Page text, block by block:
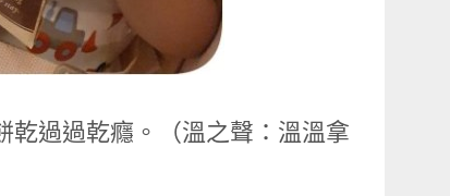
乾過過乾癮。（溫之聲：溫溫拿